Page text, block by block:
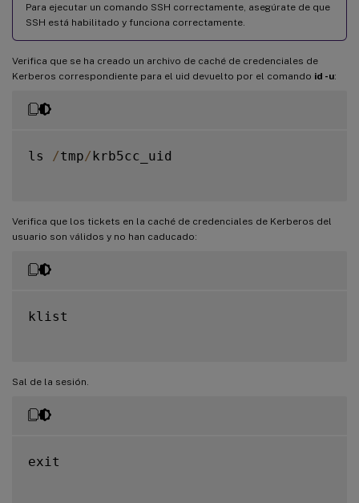
Para ejecutar un comando SSH correctamente, asegúrate de que
SSH está habilitado y funciona correctamente.
Verifica que se ha creado un archivo de caché de credenciales de
Kerberos correspondiente para el uid devuelto por el comando id -u:
ls /tmp/ krb5cc_uid
Verifica que los tickets en la caché de credenciales de Kerberos del
usuario son válidos y no han caducado:
klist
Sal de la sesión.
exit